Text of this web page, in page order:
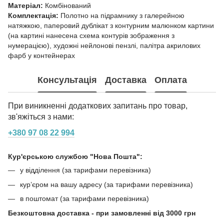
Матеріал: Комбінований
Комплектація: Полотно на підрамнику з галерейною
натяжкою, паперовий дублікат з контурним малюнком картини
(на картині нанесена схема контурів зображення з
нумерацією), художні нейлонові пензлі, палітра акрилових
фарб у контейнерах
Консультація Доставка Оплата
При виникненні додаткових запитань про товар,
зв'яжіться з нами:
+380 97 08 22 994
Кур'єрською службою "Нова Пошта":
у відділення (за тарифами перевізника)
кур’єром на вашу адресу (за тарифами перевізника)
в поштомат (за тарифами перевізника)
Безкоштовна доставка - при замовленні від 3000 грн